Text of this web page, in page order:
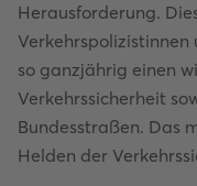
Herausforderung.
so ganzjährig einen
Verkehrssicherheit
Bundesstraßen. Das
Helden der